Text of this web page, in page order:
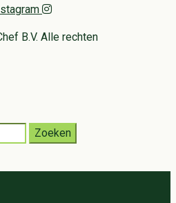
B.V. Alle rechten
Zoeken